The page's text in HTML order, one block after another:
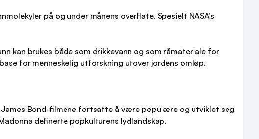
på og under månens overflate. Spesielt NASA’s
kan brukes både som drikkevann og som råmateriale for
for menneskelig utforskning utover jordens omløp.
Bond-filmene fortsatte å være populære og utviklet seg
definerte popkulturens lydlandskap.